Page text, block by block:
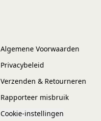
Algemene Voorwaarden
Privacybeleid
Verzenden & Retourneren
Rapporteer misbruik
Cookie-instellingen